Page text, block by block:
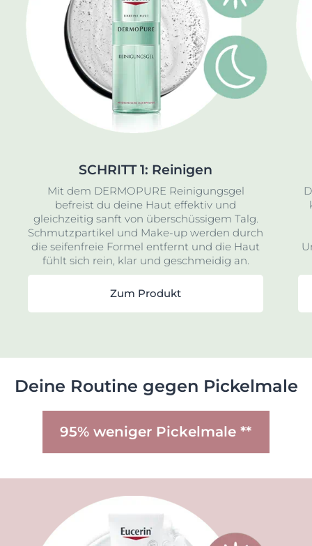
SCHRITT 1: Reinigen
Mit dem DERMOPURE Reinigungsgel
befreist du deine Haut effektiv und
gleichzeitig sanft von überschüssigem Talg.
Schmutzpartikel und Make-up werden durch
die seifenfreie Formel entfernt und die Haut
fühlt sich rein, klar und geschmeidig an.
Zum Produkt
Deine Routine gegen Pickelmale
95% weniger Pickelmale **